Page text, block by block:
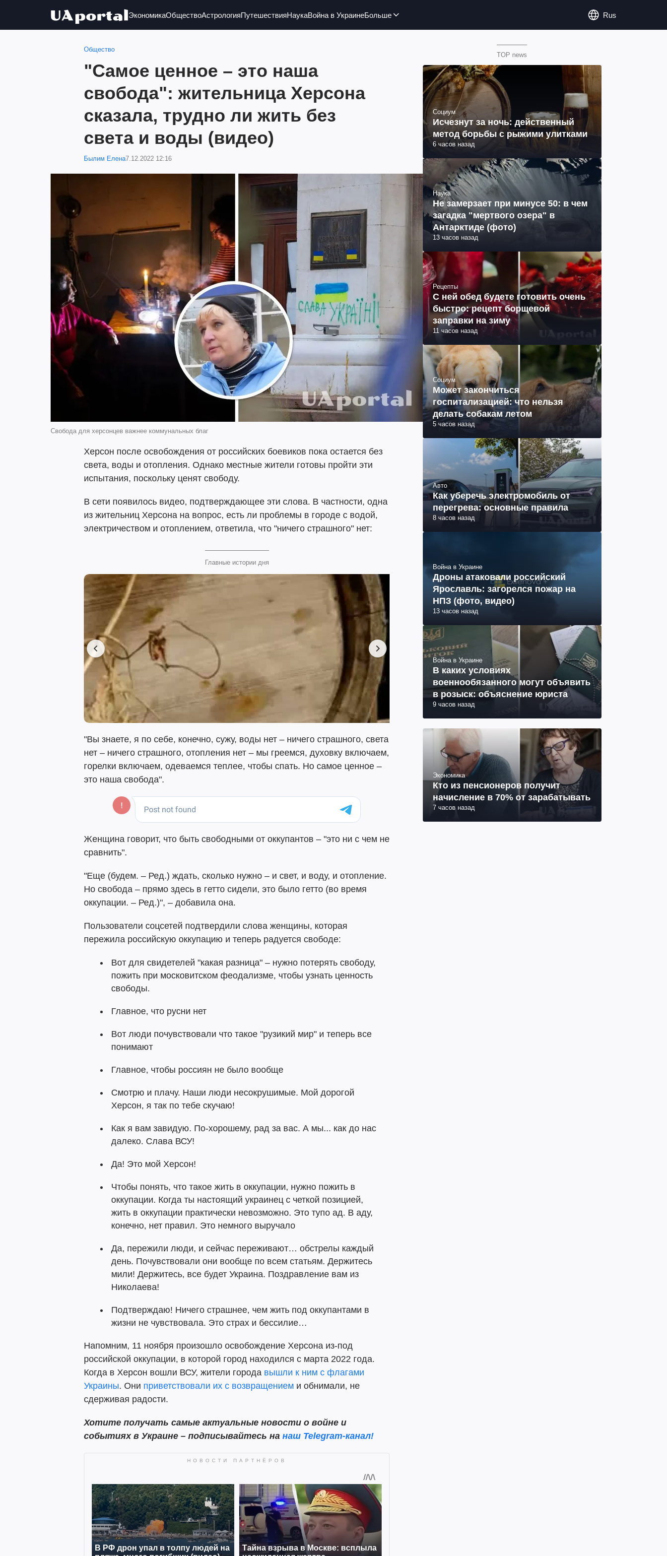
ЭкономикаОбществоАстрологияПутешествияНаукаВойна в УкраинеБольше Rus
Общество
"Самое ценное – это наша
свобода": жительница Херсона
сказала, трудно ли жить без
света и воды (видео)
Былим Елена7.12.2022 12:16
Свобода для херсонцев важнее коммунальных благ
Херсон после освобождения от российских боевиков пока остается без
света, воды и отопления. Однако местные жители готовы пройти эти
испытания, поскольку ценят свободу.
В сети появилось видео, подтверждающее эти слова. В частности, одна
из жительниц Херсона на вопрос, есть ли проблемы в городе с водой,
электричеством и отоплением, ответила, что "ничего страшного" нет:
Главные истории дня
"Вы знаете, я по себе, конечно, сужу, воды нет – ничего страшного, света
нет – ничего страшного, отопления нет – мы греемся, духовку включаем,
горелки включаем, одеваемся теплее, чтобы спать. Но самое ценное –
это наша свобода".
Женщина говорит, что быть свободными от оккупантов – "это ни с чем не
сравнить".
"Еще (будем. – Ред.) ждать, сколько нужно – и свет, и воду, и отопление.
Но свобода – прямо здесь в гетто сидели, это было гетто (во время
оккупации. – Ред.)", – добавила она.
Пользователи соцсетей подтвердили слова женщины, которая
пережила российскую оккупацию и теперь радуется свободе:
Вот для свидетелей "какая разница" – нужно потерять свободу,
пожить при московитском феодализме, чтобы узнать ценность
свободы.
Главное, что русни нет
Вот люди почувствовали что такое "рузикий мир" и теперь все
понимают
Главное, чтобы россиян не было вообще
Смотрю и плачу. Наши люди несокрушимые. Мой дорогой
Херсон, я так по тебе скучаю!
Как я вам завидую. По-хорошему, рад за вас. А мы... как до нас
далеко. Слава ВСУ!
Да! Это мой Херсон!
Чтобы понять, что такое жить в оккупации, нужно пожить в
оккупации. Когда ты настоящий украинец с четкой позицией,
жить в оккупации практически невозможно. Это тупо ад. В аду,
конечно, нет правил. Это немного выручало
Да, пережили люди, и сейчас переживают… обстрелы каждый
день. Почувствовали они вообще по всем статьям. Держитесь
мили! Держитесь, все будет Украина. Поздравление вам из
Николаева!
Подтверждаю! Ничего страшнее, чем жить под оккупантами в
жизни не чувствовала. Это страх и бессилие…
Напомним, 11 ноября произошло освобождение Херсона из-под
российской оккупации, в которой город находился с марта 2022 года.
Когда в Херсон вошли ВСУ, жители города вышли к ним с флагами
Украины. Они приветствовали их с возвращением и обнимали, не
сдерживая радости.
Хотите получать самые актуальные новости о войне и
событиях в Украине – подписывайтесь на наш Telegram-канал!
TOP news
Социум
Исчезнут за ночь: действенный
метод борьбы с рыжими улитками
6 часов назад
Наука
Не замерзает при минусе 50: в чем
загадка "мертвого озера" в
Антарктиде (фото)
13 часов назад
Рецепты
С ней обед будете готовить очень
быстро: рецепт борщевой
заправки на зиму
11 часов назад
Социум
Может закончиться
госпитализацией: что нельзя
делать собакам летом
5 часов назад
Авто
Как уберечь электромобиль от
перегрева: основные правила
8 часов назад
Война в Украине
Дроны атаковали российский
Ярославль: загорелся пожар на
НПЗ (фото, видео)
13 часов назад
Война в Украине
В каких условиях
военнообязанного могут объявить
в розыск: объяснение юриста
9 часов назад
Экономика
Кто из пенсионеров получит
начисление в 70% от зарабатывать
7 часов назад